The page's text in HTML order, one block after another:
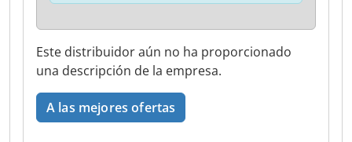
Este distribuidor aún no ha proporcionado
una descripción de la empresa.
A las mejores ofertas